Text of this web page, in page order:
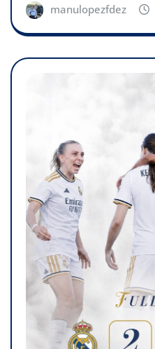
manulopezfdez